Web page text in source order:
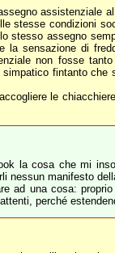
assistenziale
stesse condizioni
stesso assegno
la sensazione di
non fosse
fintanto che
le
la cosa che mi
nessun manifesto
ad una cosa:
perché